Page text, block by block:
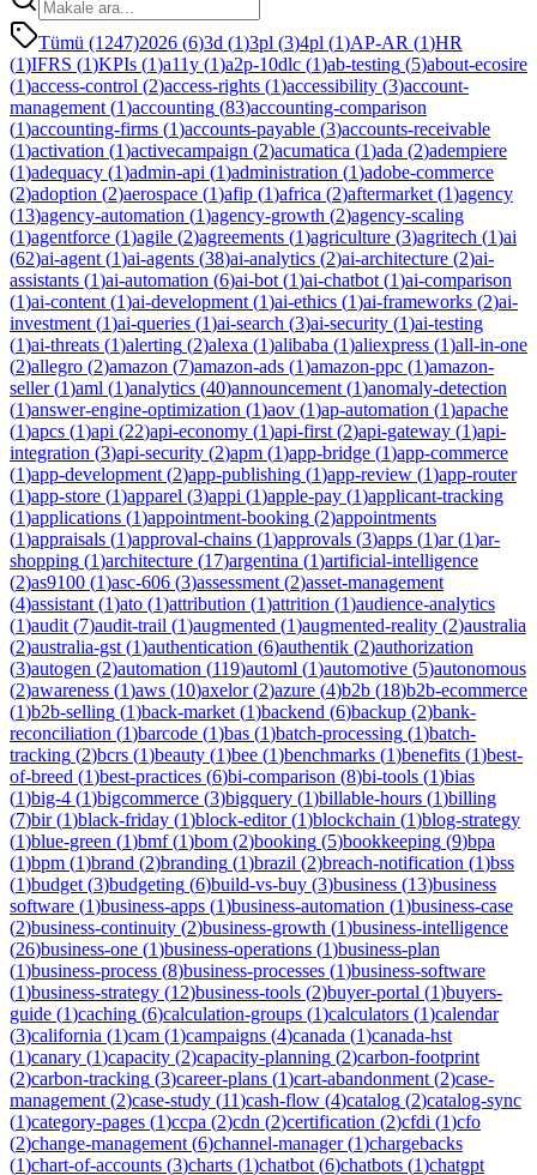
Tümü (1247)2026 (6)3d (1)3pl (3)4pl (1)AP-AR (1)HR
(1)IFRS (1)KPIs (1)a11y (1)a2p-10dlc (1)ab-testing (5)about-ecosire
(1)access-control (2)access-rights (1)accessibility (3)account-
management (1)accounting (83)accounting-comparison
(1)accounting-firms (1)accounts-payable (3)accounts-receivable
(1)activation (1)activecampaign (2)acumatica (1)ada (2)adempiere
(1)adequacy (1)admin-api (1)administration (1)adobe-commerce
(2)adoption (2)aerospace (1)afip (1)africa (2)aftermarket (1)agency
(13)agency-automation (1)agency-growth (2)agency-scaling
(1)agentforce (1)agile (2)agreements (1)agriculture (3)agritech (1)ai
(62)ai-agent (1)ai-agents (38)ai-analytics (2)ai-architecture (2)ai-
assistants (1)ai-automation (6)ai-bot (1)ai-chatbot (1)ai-comparison
(1)ai-content (1)ai-development (1)ai-ethics (1)ai-frameworks (2)ai-
investment (1)ai-queries (1)ai-search (3)ai-security (1)ai-testing
(1)ai-threats (1)alerting (2)alexa (1)alibaba (1)aliexpress (1)all-in-one
(2)allegro (2)amazon (7)amazon-ads (1)amazon-ppc (1)amazon-
seller(1)aml (1)analytics (40)announcement (1)anomaly-detection
(1)answer-engine-optimization (1)aov (1)ap-automation (1)apache
(1)apcs (1)api (22)api-economy (1)api-first (2)api-gateway (1)api-
integration (3)api-security (2)apm (1)app-bridge (1)app-commerce
(1)app-development (2)app-publishing (1)app-review (1)app-router
(1)app-store (1)apparel (3)appi (1)apple-pay (1)applicant-tracking
(1)applications (1)appointment-booking (2)appointments
(1)appraisals (1)approval-chains (1)approvals (3)apps (1)ar(1)ar-
shopping (1)architecture (17)argentina (1)artificial-intelligence
(2)as9100 (1)asc-606 (3)assessment (2)asset-management
(4)assistant (1)ato (1)attribution (1)attrition (1)audience-analytics
(1)audit (7)audit-trail (1)augmented (1)augmented-reality (2)australia
(2)australia-gst (1)authentication (6)authentik (2)authorization
(3)autogen (2)automation (119)automl (1)automotive (5)autonomous
(2)awareness (1)aws (10)axelor(2)azure (4)b2b (18)b2b-ecommerce
(1)b2b-selling (1)back-market (1)backend (6)backup (2)bank-
reconciliation (1)barcode (1)bas (1)batch-processing (1)batch-
tracking (2)bcrs (1)beauty (1)bee (1)benchmarks (1)benefits (1)best-
of-breed (1)best-practices (6)bi-comparison (8)bi-tools (1)bias
(1)big-4 (1)bigcommerce (3)bigquery (1)billable-hours (1)billing
(7)bir(1)black-friday (1)block-editor(1)blockchain (1)blog-strategy
(1)blue-green (1)bmf(1)bom (2)booking (5)bookkeeping (9)bpa
(1)bpm (1)brand (2)branding (1)brazil (2)breach-notification (1)bss
(1)budget (3)budgeting (6)build-vs-buy (3)business (13)business
software (1)business-apps (1)business-automation (1)business-case
(2)business-continuity (2)business-growth (1)business-intelligence
(26)business-one (1)business-operations (1)business-plan
(1)business-process (8)business-processes (1)business-software
(1)business-strategy (12)business-tools (2)buyer-portal (1)buyers-
guide (1)caching (6)calculation-groups (1)calculators (1)calendar
(3)california (1)cam (1)campaigns (4)canada (1)canada-hst
(1)canary (1)capacity (2)capacity-planning (2)carbon-footprint
(2)carbon-tracking (3)career-plans (1)cart-abandonment (2)case-
management (2)case-study (11)cash-flow (4)catalog (2)catalog-sync
(1)category-pages (1)ccpa (2)cdn (2)certification (2)cfdi (1)cfo
(2)change-management (6)channel-manager(1)chargebacks
(1)chart-of-accounts (3)charts (1)chatbot (6)chatbots (1)chatgpt